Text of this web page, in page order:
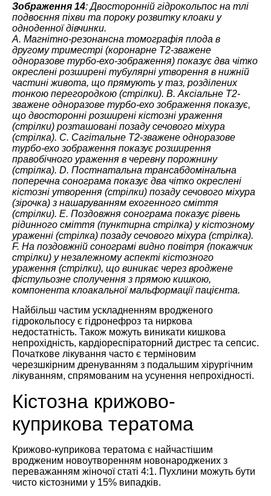
Зображення 14: Двосторонній гідрокольпос на тлі
подвоєння піхви та пороку розвитку клоаки у
одноденної дівчинки.
А. Магнітно-резонансна томографія плода в
другому триместрі (коронарне Т2-зважене
одноразове турбо-ехо-зображення) показує два чітко
окреслені розширені тубулярні утворення в нижній
частині живота, що прямують у таз, розділених
тонкою перегородкою (стрілки). B. Аксіальне Т2-
зважене одноразове турбо-ехо зображення показує,
що двосторонні розширені кістозні ураження
(стрілки) розташовані позаду сечового міхура
(стрілка). C. Сагітальне Т2-зважене одноразове
турбо-ехо зображення показує розширення
правобічного ураження в черевну порожнину
(стрілка). D. Постнатальна трансабдомінальна
поперечна сонограма показує два чітко окреслені
кістозні утворення (стрілки) позаду сечового міхура
(зірочка) з нашаруванням ехогенного сміття
(стрілки). E. Поздовжня сонограма показує рівень
рідинного сміття (пунктирна стрілка) у кістозному
ураженні (стрілка) позаду сечового міхура (стрілка).
F. На поздовжній сонограмі видно повітря (покажчик
стрілки) у незалежному аспекті кістозного
ураження (стрілки), що виникає через вроджене
фістульозне сполучення з прямою кишкою,
компонента клоакальної мальформації пацієнта.
Найбільш частим ускладненням вродженого
гідрокольпосу є гідронефроз та ниркова
недостатність. Також можуть виникати кишкова
непрохідність, кардіореспіраторний дистрес та сепсис.
Початкове лікування часто є терміновим
черезшкірним дренуванням з подальшим хірургічним
лікуванням, спрямованим на усунення непрохідності.
Кістозна крижово-
куприкова тератома
Крижово-куприкова тератома є найчастішим
вродженим новоутворенням новонароджених з
переважанням жіночої статі 4:1. Пухлини можуть бути
чисто кістозними у 15% випадків.